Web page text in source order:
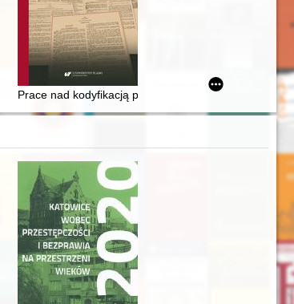
Prace nad kodyfikacją prawa karnego materialnego